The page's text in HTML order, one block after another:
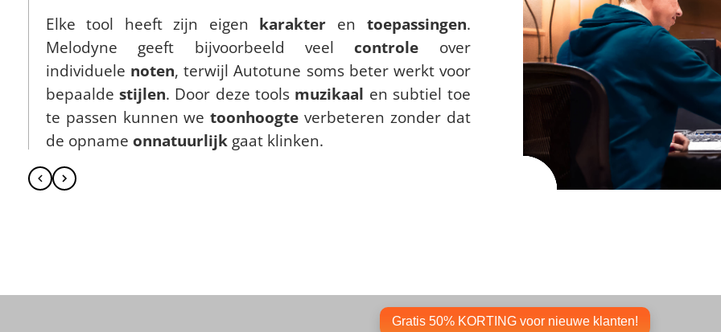
Elke tool heeft zijn eigen karakter en toepassingen.
Melodyne geeft bijvoorbeeld veel controle over
individuele noten, terwijl Autotune soms beter werkt voor
bepaalde stijlen. Door deze tools muzikaal en subtiel toe
te passen kunnen we toonhoogte verbeteren zonder dat
de opname onnatuurlijk gaat klinken.
Gratis 50% KORTING voor nieuwe klanten!